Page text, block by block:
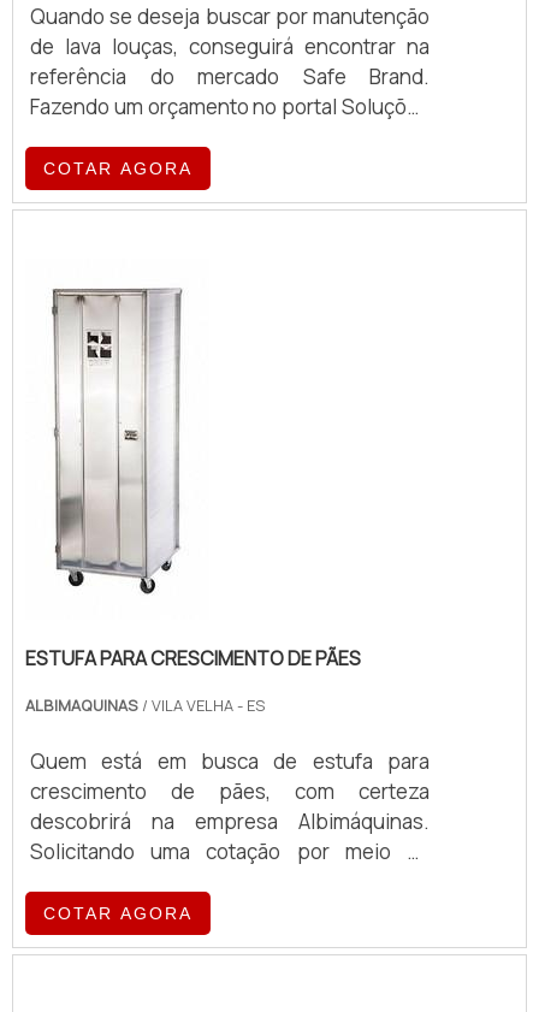
Quando se deseja buscar por manutenção
de lava louças, conseguirá encontrar na
referência do mercado Safe Brand.
Fazendo um orçamento no portal Soluções
referência do mercado. É importante
lembrar que o serviço deve sempre ser
garantir a qualidade e assertividade do
serviço, além de evitar prejuízos com
imprevistos e execuç...
COTAR AGORA
ESTUFA PARA CRESCIMENTO DE PÃES
ALBIMAQUINAS / VILA VELHA - ES
Quem está em busca de estufa para
crescimento de pães, com certeza
descobrirá na empresa Albimáquinas.
Solicitando uma cotação por meio da
referência de qualidade da área de
atuação.MAIS SOBRE ESTUFA PARA
COTAR AGORA